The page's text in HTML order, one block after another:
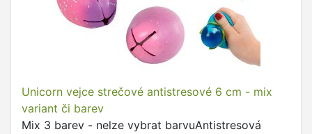
Unicorn vejce strečové antistresové 6 cm - mix
variant či barev
Mix 3 barev - nelze vybrat barvuAntistresová